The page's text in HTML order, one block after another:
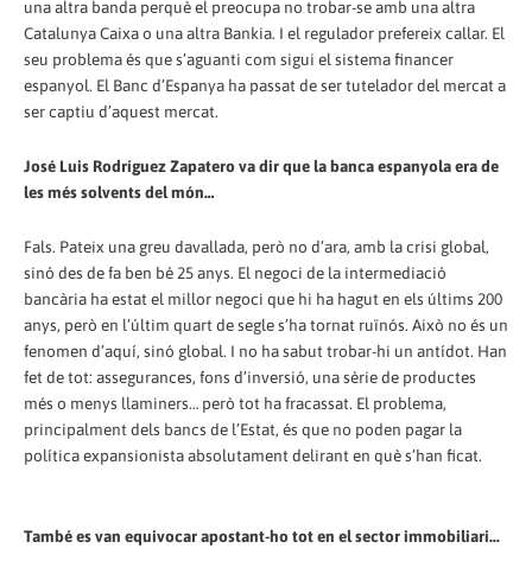
una altra banda perquè el preocupa no trobar-se amb una altra
Catalunya Caixa o una altra Bankia. I el regulador prefereix callar. El
seu problema és que s’aguanti com sigui el sistema financer
espanyol. El Banc d’Espanya ha passat de ser tutelador del mercat a
ser captiu d’aquest mercat.
José Luis Rodríguez Zapatero va dir que la banca espanyola era de
les més solvents del món…
Fals. Pateix una greu davallada, però no d’ara, amb la crisi global,
sinó des de fa ben bé 25 anys. El negoci de la intermediació
bancària ha estat el millor negoci que hi ha hagut en els últims 200
anys, però en l’últim quart de segle s’ha tornat ruïnós. Això no és un
fenomen d’aquí, sinó global. I no ha sabut trobar-hi un antídot. Han
fet de tot: assegurances, fons d’inversió, una sèrie de productes
més o menys llaminers… però tot ha fracassat. El problema,
principalment dels bancs de l’Estat, és que no poden pagar la
política expansionista absolutament delirant en què s’han ficat.
També es van equivocar apostant-ho tot en el sector immobiliari...